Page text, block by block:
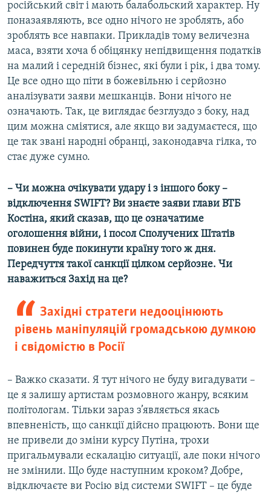
російський світ і мають балабольский характер. Ну
поназаявляють, все одно нічого не зроблять, або
зроблять все навпаки. Прикладів тому величезна
маса, взяти хоча б обіцянку непідвищення податків
на малий і середній бізнес, які були і рік, і два тому.
Це все одно що піти в божевільню і серйозно
аналізувати заяви мешканців. Вони нічого не
означають. Так, це виглядає безглуздо з боку, над
цим можна сміятися, але якщо ви задумаєтеся, що
це так звані народні обранці, законодавча гілка, то
стає дуже сумно.
– Чи можна очікувати удару і з іншого боку –
відключення SWIFT? Ви знаєте заяви глави ВТБ
Костіна, який сказав, що це означатиме
оголошення війни, і посол Сполучених Штатів
повинен буде покинути країну того ж дня.
Передчуття такої санкції цілком серйозне. Чи
наважиться Захід на це?
Західні стратеги недооцінюють
рівень маніпуляцій громадською думкою
і свідомістю в Росії
– Важко сказати. Я тут нічого не буду вигадувати –
це я залишу артистам розмовного жанру, всяким
політологам. Тільки зараз з’являється якась
впевненість, що санкції дійсно працюють. Вони ще
не привели до зміни курсу Путіна, трохи
пригальмували ескалацію ситуації, але поки нічого
не змінили. Що буде наступним кроком? Добре,
відключаєте ви Росію від системи SWIFT – це буде